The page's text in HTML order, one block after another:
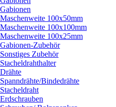
Gabionen
Maschenweite 100x50mm
Maschenweite 100x100mm
Maschenweite 100x25mm
Gabionen-Zubehör
Sonstiges Zubehör
Stacheldrahthalter
Drähte
Spanndrähte/Bindedrähte
Stacheldraht
Erdschrauben